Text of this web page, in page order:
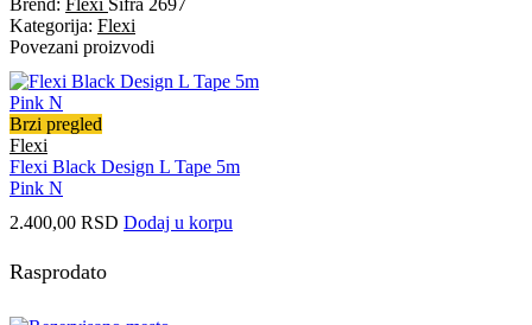
Kategorija: Flexi
Povezani proizvodi
Brzi pregled
Flexi
Flexi Black Design L Tape 5m
Pink N
2.400,00 RSD Dodaj u korpu
Rasprodato